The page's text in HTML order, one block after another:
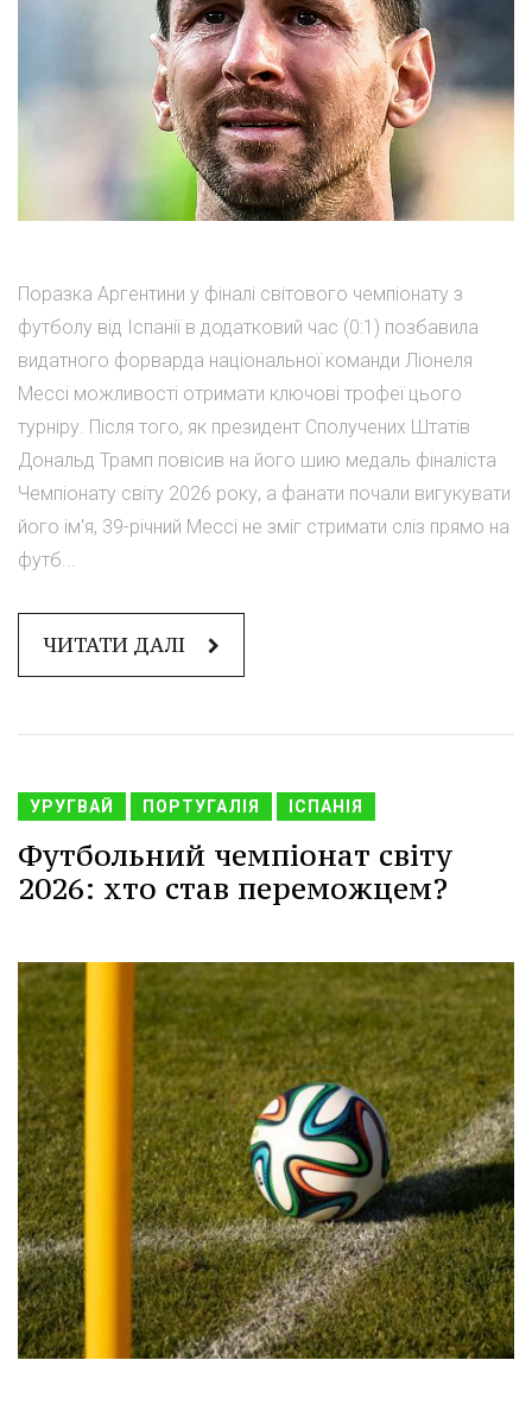
Поразка Аргентини у фіналі світового чемпіонату з
футболу від Іспанії в додатковий час (0:1) позбавила
видатного форварда національної команди Ліонеля
Мессі можливості отримати ключові трофеї цього
турніру. Після того, як президент Сполучених Штатів
Дональд Трамп повісив на його шию медаль фіналіста
Чемпіонату світу 2026 року, а фанати почали вигукувати
його ім'я, 39-річний Мессі не зміг стримати сліз прямо на
футб...
ЧИТАТИ ДАЛІ
УРУГВАЙ ПОРТУГАЛІЯ ІСПАНІЯ
Футбольний чемпіонат світу
2026: хто став переможцем?